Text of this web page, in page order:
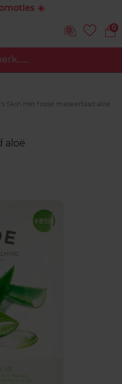
☀️
0
Skin Het frisse maskerblad aloë
aloë